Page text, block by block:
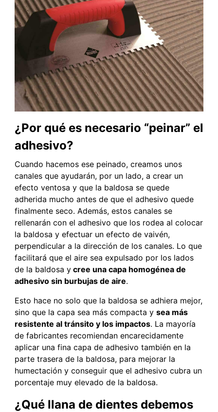
¿Por qué es necesario “peinar” el
adhesivo?
Cuando hacemos ese peinado, creamos unos
canales que ayudarán, por un lado, a crear un
efecto ventosa y que la baldosa se quede
adherida mucho antes de que el adhesivo quede
finalmente seco. Además, estos canales se
rellenarán con el adhesivo que los rodea al colocar
la baldosa y efectuar un efecto de vaivén,
perpendicular a la dirección de los canales. Lo que
facilitará que el aire sea expulsado por los lados
de la baldosa y cree una capa homogénea de
adhesivo sin burbujas de aire.
Esto hace no solo que la baldosa se adhiera mejor,
sino que la capa sea más compacta y sea más
resistente al tránsito y los impactos. La mayoría
de fabricantes recomiendan encarecidamente
aplicar una fina capa de adhesivo también en la
parte trasera de la baldosa, para mejorar la
humectación y conseguir que el adhesivo cubra un
porcentaje muy elevado de la baldosa.
¿Qué llana de dientes debemos